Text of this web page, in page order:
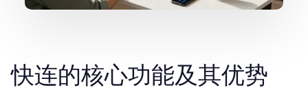
快连的核心功能及其优势